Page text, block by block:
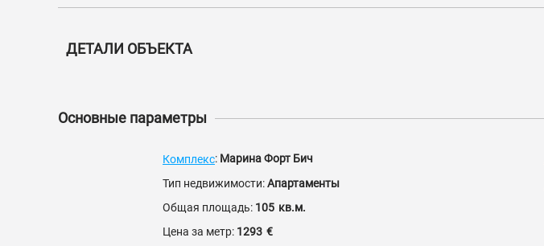
ДЕТАЛИ ОБЪЕКТА
Основные параметры
Комплекс: Марина Форт Бич
Тип недвижимости:Апартаменты
Общая площадь: 105 кв.м.
Цена за метр: 1293 €